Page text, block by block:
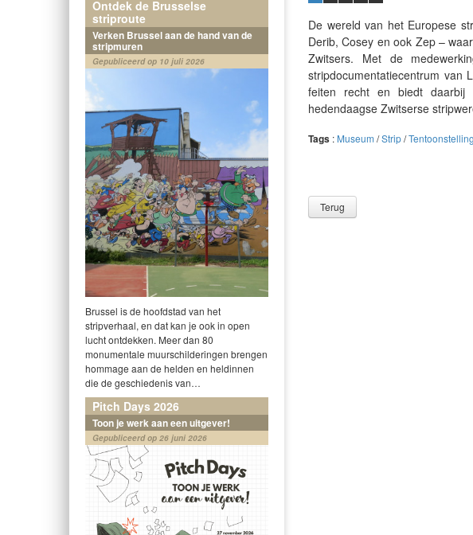
Ontdek de Brusselse
striproute
Verken Brussel aan de hand van de
stripmuren
Gepubliceerd op 10 juli 2026
Brussel is de hoofdstad van het
stripverhaal, en dat kan je ook in open
lucht ontdekken. Meer dan 80
monumentale muurschilderingen brengen
hommage aan de helden en heldinnen
die de geschiedenis van…
Pitch Days 2026
Toon je werk aan een uitgever!
Gepubliceerd op 26 juni 2026
De wereld van het Europese
Derib, Cosey en ook Zep –
Zwitsers. Met de
stripdocumentatiecentrum van
feiten recht en biedt daarbij
hedendaagse Zwitserse
Tags : Museum /Strip/Tentoonstelling
Terug